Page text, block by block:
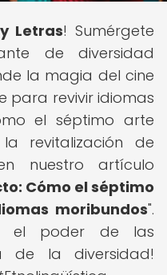
Letras! Sumérgete
de diversidad
la magia del cine
para revivir idiomas
el séptimo arte
revitalización de
nuestro artículo
Cómo el séptimo
moribundos".
el poder de las
de la diversidad!